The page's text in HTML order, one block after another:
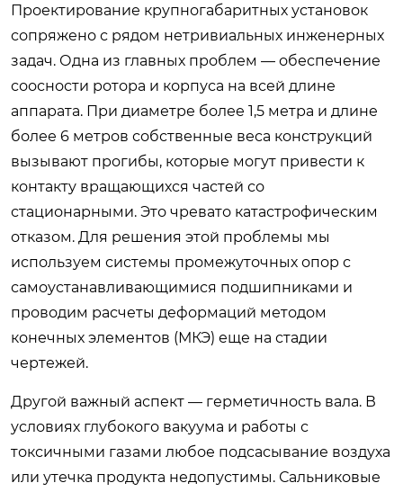
Проектирование крупногабаритных установок
сопряжено с рядом нетривиальных инженерных
задач. Одна из главных проблем — обеспечение
соосности ротора и корпуса на всей длине
аппарата. При диаметре более 1,5 метра и длине
более 6 метров собственные веса конструкций
вызывают прогибы, которые могут привести к
контакту вращающихся частей со
стационарными. Это чревато катастрофическим
отказом. Для решения этой проблемы мы
используем системы промежуточных опор с
самоустанавливающимися подшипниками и
проводим расчеты деформаций методом
конечных элементов (МКЭ) еще на стадии
чертежей.
Другой важный аспект — герметичность вала. В
условиях глубокого вакуума и работы с
токсичными газами любое подсасывание воздуха
или утечка продукта недопустимы. Сальниковые